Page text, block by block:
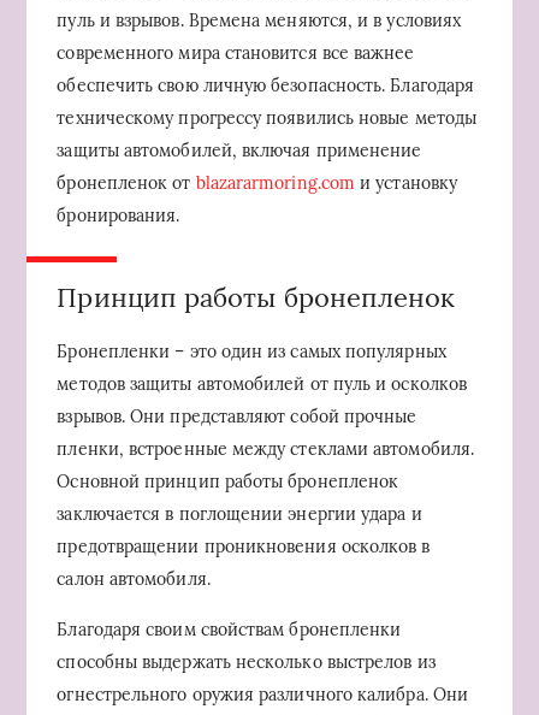
пуль и взрывов. Времена меняются, и в условиях
современного мира становится все важнее
обеспечить свою личную безопасность. Благодаря
техническому прогрессу появились новые методы
защиты автомобилей, включая применение
бронепленок от blazararmoring.com и установку
бронирования.
Принцип работы бронепленок
Бронепленки – это один из самых популярных
методов защиты автомобилей от пуль и осколков
взрывов. Они представляют собой прочные
пленки, встроенные между стеклами автомобиля.
Основной принцип работы бронепленок
заключается в поглощении энергии удара и
предотвращении проникновения осколков в
салон автомобиля.
Благодаря своим свойствам бронепленки
способны выдержать несколько выстрелов из
огнестрельного оружия различного калибра. Они